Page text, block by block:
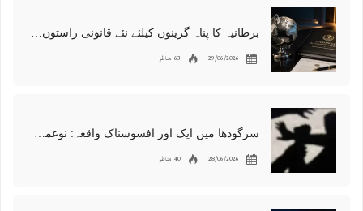
برطانیہ کا پناہ گزینوں کیلئے نئے قانونی راستوں اور اسپانسر شپ نظام کا اعلان
29/06/2026 63 مناظر
سرگودھا میں ایک اور افسوسناک واقعہ: نوعمر لڑکے سے مبینہ زیادتی، مقدمہ درج
28/06/2026 40 مناظر